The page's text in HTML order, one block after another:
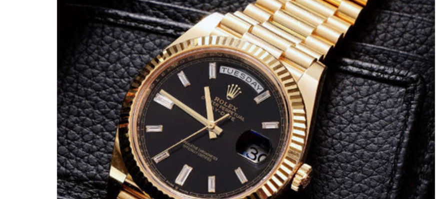
嘉兴市南湖区广益路705号嘉兴世界贸易中心写字楼A座13层1304室（需提前预约）
南昌市红谷滩新区红谷中大道998号绿地双子塔（中央广场）A1座办公楼14层07室（需提前预约）
济南市历下区经十路11111号华润中心写字楼（万象城）15层1508室（需提前预约）
广州市天河区天河路230号万菱汇国际中心写字楼A塔7层704室（需提前预约）
广州市越秀区环市东路371-375号世界贸易中心大厦南塔写字楼15层07室（需提前预约）
深圳市罗湖区深南东路5001号华润大厦写字楼17层1701室（需提前预约）
惠州市惠城区江北文昌一路7号华贸大厦写字楼1座30层05室（需提前预约）
厦门市思明区湖滨东路95号华润大厦写字楼B座11层1104室（需提前预约）
福州市晋安区横屿路9号东二环泰禾中心写字楼2号楼5层509室（需提前预约）
成都市锦江区人民东路6号SAC东原中心写字楼24层2406B室（需提前预约）
重庆市江北区观音桥步行街2号融恒时代广场写字楼9层902室（需提前预约）
长沙市芙蓉区定王台街道建湘路393号世茂环球金融中心写字楼（芙蓉广场）10层13室（需提前预约
郑州市二七区铭功路10号华润大厦写字楼29层2905室（需提前预约）
太原市迎泽区解放路15号亨得利名表服务中心（品牌授权店）3层整层（需提前预约）